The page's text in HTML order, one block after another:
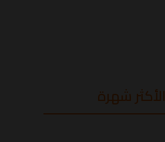
الأكثر شهرة